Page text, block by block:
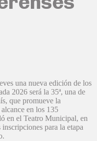
una nueva edición de los
2026 será la 35ª, una de
que promueve la
en los 135
en el Teatro Municipal, en
para la etapa